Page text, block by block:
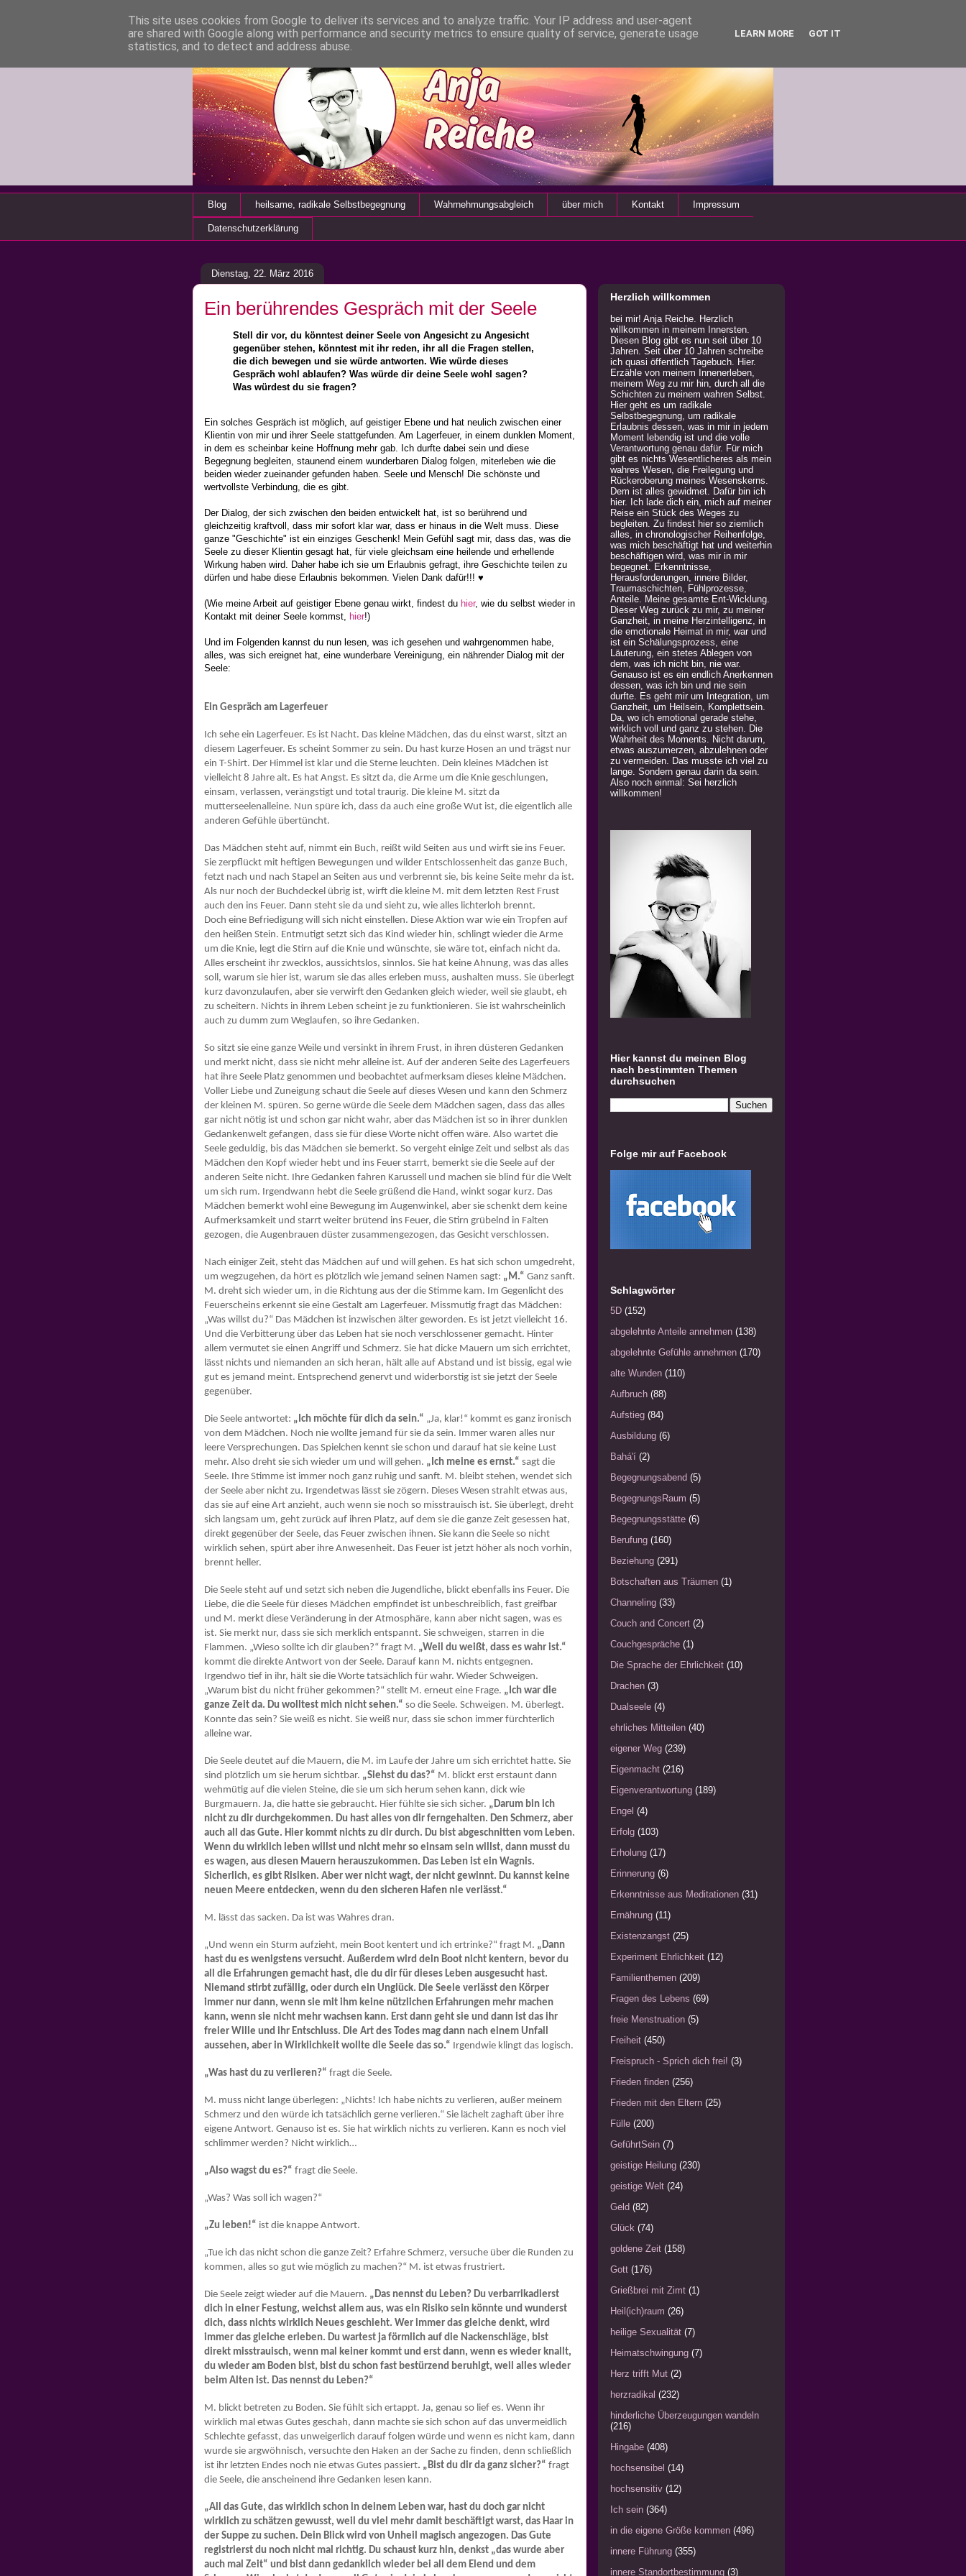
Blog heilsame, radikale Selbstbegegnung Wahrnehmungsabgleich über mich Kontakt Impressum
Datenschutzerklärung
Dienstag, 22. März 2016
Ein berührendes Gespräch mit der Seele
Stell dir vor, du könntest deiner Seele von Angesicht zu Angesicht
gegenüber stehen, könntest mit ihr reden, ihr all die Fragen stellen,
die dich bewegen und sie würde antworten. Wie würde dieses
Gespräch wohl ablaufen? Was würde dir deine Seele wohl sagen?
Was würdest du sie fragen?
Ein solches Gespräch ist möglich, auf geistiger Ebene und hat neulich zwischen einer
Klientin von mir und ihrer Seele stattgefunden. Am Lagerfeuer, in einem dunklen Moment,
in dem es scheinbar keine Hoffnung mehr gab. Ich durfte dabei sein und diese
Begegnung begleiten, staunend einem wunderbaren Dialog folgen, miterleben wie die
beiden wieder zueinander gefunden haben. Seele und Mensch! Die schönste und
wertvollste Verbindung, die es gibt.
Der Dialog, der sich zwischen den beiden entwickelt hat, ist so berührend und
gleichzeitig kraftvoll, dass mir sofort klar war, dass er hinaus in die Welt muss. Diese
ganze "Geschichte" ist ein einziges Geschenk! Mein Gefühl sagt mir, dass das, was die
Seele zu dieser Klientin gesagt hat, für viele gleichsam eine heilende und erhellende
Wirkung haben wird. Daher habe ich sie um Erlaubnis gefragt, ihre Geschichte teilen zu
dürfen und habe diese Erlaubnis bekommen. Vielen Dank dafür!!! ♥
(Wie meine Arbeit auf geistiger Ebene genau wirkt, findest du hier, wie du selbst wieder in
Kontakt mit deiner Seele kommst, hier!)
Und im Folgenden kannst du nun lesen, was ich gesehen und wahrgenommen habe,
alles, was sich ereignet hat, eine wunderbare Vereinigung, ein nährender Dialog mit der
Seele:
Ein Gespräch am Lagerfeuer
Ich sehe ein Lagerfeuer. Es ist Nacht. Das kleine Mädchen, das du einst warst, sitzt an
diesem Lagerfeuer. Es scheint Sommer zu sein. Du hast kurze Hosen an und trägst nur
ein T-Shirt. Der Himmel ist klar und die Sterne leuchten. Dein kleines Mädchen ist
vielleicht 8 Jahre alt. Es hat Angst. Es sitzt da, die Arme um die Knie geschlungen,
einsam, verlassen, verängstigt und total traurig. Die kleine M. sitzt da
mutterseelenalleine. Nun spüre ich, dass da auch eine große Wut ist, die eigentlich alle
anderen Gefühle übertüncht.
Das Mädchen steht auf, nimmt ein Buch, reißt wild Seiten aus und wirft sie ins Feuer.
Sie zerpflückt mit heftigen Bewegungen und wilder Entschlossenheit das ganze Buch,
fetzt nach und nach Stapel an Seiten aus und verbrennt sie, bis keine Seite mehr da ist.
Als nur noch der Buchdeckel übrig ist, wirft die kleine M. mit dem letzten Rest Frust
auch den ins Feuer. Dann steht sie da und sieht zu, wie alles lichterloh brennt.
Doch eine Befriedigung will sich nicht einstellen. Diese Aktion war wie ein Tropfen auf
den heißen Stein. Entmutigt setzt sich das Kind wieder hin, schlingt wieder die Arme
um die Knie, legt die Stirn auf die Knie und wünschte, sie wäre tot, einfach nicht da.
Alles erscheint ihr zwecklos, aussichtslos, sinnlos. Sie hat keine Ahnung, was das alles
soll, warum sie hier ist, warum sie das alles erleben muss, aushalten muss. Sie überlegt
kurz davonzulaufen, aber sie verwirft den Gedanken gleich wieder, weil sie glaubt, eh
zu scheitern. Nichts in ihrem Leben scheint je zu funktionieren. Sie ist wahrscheinlich
auch zu dumm zum Weglaufen, so ihre Gedanken.
So sitzt sie eine ganze Weile und versinkt in ihrem Frust, in ihren düsteren Gedanken
und merkt nicht, dass sie nicht mehr alleine ist. Auf der anderen Seite des Lagerfeuers
hat ihre Seele Platz genommen und beobachtet aufmerksam dieses kleine Mädchen.
Voller Liebe und Zuneigung schaut die Seele auf dieses Wesen und kann den Schmerz
der kleinen M. spüren. So gerne würde die Seele dem Mädchen sagen, dass das alles
gar nicht nötig ist und schon gar nicht wahr, aber das Mädchen ist so in ihrer dunklen
Gedankenwelt gefangen, dass sie für diese Worte nicht offen wäre. Also wartet die
Seele geduldig, bis das Mädchen sie bemerkt. So vergeht einige Zeit und selbst als das
Mädchen den Kopf wieder hebt und ins Feuer starrt, bemerkt sie die Seele auf der
anderen Seite nicht. Ihre Gedanken fahren Karussell und machen sie blind für die Welt
um sich rum. Irgendwann hebt die Seele grüßend die Hand, winkt sogar kurz. Das
Mädchen bemerkt wohl eine Bewegung im Augenwinkel, aber sie schenkt dem keine
Aufmerksamkeit und starrt weiter brütend ins Feuer, die Stirn grübelnd in Falten
gezogen, die Augenbrauen düster zusammengezogen, das Gesicht verschlossen.
Nach einiger Zeit, steht das Mädchen auf und will gehen. Es hat sich schon umgedreht,
um wegzugehen, da hört es plötzlich wie jemand seinen Namen sagt: „M.“ Ganz sanft.
M. dreht sich wieder um, in die Richtung aus der die Stimme kam. Im Gegenlicht des
Feuerscheins erkennt sie eine Gestalt am Lagerfeuer. Missmutig fragt das Mädchen:
„Was willst du?“ Das Mädchen ist inzwischen älter geworden. Es ist jetzt vielleicht 16.
Und die Verbitterung über das Leben hat sie noch verschlossener gemacht. Hinter
allem vermutet sie einen Angriff und Schmerz. Sie hat dicke Mauern um sich errichtet,
lässt nichts und niemanden an sich heran, hält alle auf Abstand und ist bissig, egal wie
gut es jemand meint. Entsprechend genervt und widerborstig ist sie jetzt der Seele
gegenüber.
Die Seele antwortet: „Ich möchte für dich da sein.“ „Ja, klar!“ kommt es ganz ironisch
von dem Mädchen. Noch nie wollte jemand für sie da sein. Immer waren alles nur
leere Versprechungen. Das Spielchen kennt sie schon und darauf hat sie keine Lust
mehr. Also dreht sie sich wieder um und will gehen. „Ich meine es ernst.“ sagt die
Seele. Ihre Stimme ist immer noch ganz ruhig und sanft. M. bleibt stehen, wendet sich
der Seele aber nicht zu. Irgendetwas lässt sie zögern. Dieses Wesen strahlt etwas aus,
das sie auf eine Art anzieht, auch wenn sie noch so misstrauisch ist. Sie überlegt, dreht
sich langsam um, geht zurück auf ihren Platz, auf dem sie die ganze Zeit gesessen hat,
direkt gegenüber der Seele, das Feuer zwischen ihnen. Sie kann die Seele so nicht
wirklich sehen, spürt aber ihre Anwesenheit. Das Feuer ist jetzt höher als noch vorhin,
brennt heller.
Die Seele steht auf und setzt sich neben die Jugendliche, blickt ebenfalls ins Feuer. Die
Liebe, die die Seele für dieses Mädchen empfindet ist unbeschreiblich, fast greifbar
und M. merkt diese Veränderung in der Atmosphäre, kann aber nicht sagen, was es
ist. Sie merkt nur, dass sie sich merklich entspannt. Sie schweigen, starren in die
Flammen. „Wieso sollte ich dir glauben?“ fragt M. „Weil du weißt, dass es wahr ist.“
kommt die direkte Antwort von der Seele. Darauf kann M. nichts entgegnen.
Irgendwo tief in ihr, hält sie die Worte tatsächlich für wahr. Wieder Schweigen.
„Warum bist du nicht früher gekommen?“ stellt M. erneut eine Frage. „Ich war die
ganze Zeit da. Du wolltest mich nicht sehen.“ so die Seele. Schweigen. M. überlegt.
Konnte das sein? Sie weiß es nicht. Sie weiß nur, dass sie schon immer fürchterlich
alleine war.
Die Seele deutet auf die Mauern, die M. im Laufe der Jahre um sich errichtet hatte. Sie
sind plötzlich um sie herum sichtbar. „Siehst du das?“ M. blickt erst erstaunt dann
wehmütig auf die vielen Steine, die sie um sich herum sehen kann, dick wie
Burgmauern. Ja, die hatte sie gebraucht. Hier fühlte sie sich sicher. „Darum bin ich
nicht zu dir durchgekommen. Du hast alles von dir ferngehalten. Den Schmerz, aber
auch all das Gute. Hier kommt nichts zu dir durch. Du bist abgeschnitten vom Leben.
Wenn du wirklich leben willst und nicht mehr so einsam sein willst, dann musst du
es wagen, aus diesen Mauern herauszukommen. Das Leben ist ein Wagnis.
Sicherlich, es gibt Risiken. Aber wer nicht wagt, der nicht gewinnt. Du kannst keine
neuen Meere entdecken, wenn du den sicheren Hafen nie verlässt.“
M. lässt das sacken. Da ist was Wahres dran.
„Und wenn ein Sturm aufzieht, mein Boot kentert und ich ertrinke?“ fragt M. „Dann
hast du es wenigstens versucht. Außerdem wird dein Boot nicht kentern, bevor du
all die Erfahrungen gemacht hast, die du dir für dieses Leben ausgesucht hast.
Niemand stirbt zufällig, oder durch ein Unglück. Die Seele verlässt den Körper
immer nur dann, wenn sie mit ihm keine nützlichen Erfahrungen mehr machen
kann, wenn sie nicht mehr wachsen kann. Erst dann geht sie und dann ist das ihr
freier Wille und ihr Entschluss. Die Art des Todes mag dann nach einem Unfall
aussehen, aber in Wirklichkeit wollte die Seele das so.“ Irgendwie klingt das logisch.
„Was hast du zu verlieren?“ fragt die Seele.
M. muss nicht lange überlegen: „Nichts! Ich habe nichts zu verlieren, außer meinem
Schmerz und den würde ich tatsächlich gerne verlieren.“ Sie lächelt zaghaft über ihre
eigene Antwort. Genauso ist es. Sie hat wirklich nichts zu verlieren. Kann es noch viel
schlimmer werden? Nicht wirklich…
„Also wagst du es?“ fragt die Seele.
„Was? Was soll ich wagen?“
„Zu leben!“ ist die knappe Antwort.
„Tue ich das nicht schon die ganze Zeit? Erfahre Schmerz, versuche über die Runden zu
kommen, alles so gut wie möglich zu machen?“ M. ist etwas frustriert.
Die Seele zeigt wieder auf die Mauern. „Das nennst du Leben? Du verbarrikadierst
dich in einer Festung, weichst allem aus, was ein Risiko sein könnte und wunderst
dich, dass nichts wirklich Neues geschieht. Wer immer das gleiche denkt, wird
immer das gleiche erleben. Du wartest ja förmlich auf die Nackenschläge, bist
direkt misstrauisch, wenn mal keiner kommt und erst dann, wenn es wieder knallt,
du wieder am Boden bist, bist du schon fast bestürzend beruhigt, weil alles wieder
beim Alten ist. Das nennst du Leben?“
M. blickt betreten zu Boden. Sie fühlt sich ertappt. Ja, genau so lief es. Wenn ihr
wirklich mal etwas Gutes geschah, dann machte sie sich schon auf das unvermeidlich
Schlechte gefasst, das unweigerlich darauf folgen würde und wenn es nicht kam, dann
wurde sie argwöhnisch, versuchte den Haken an der Sache zu finden, denn schließlich
ist ihr letzten Endes noch nie etwas Gutes passiert. „Bist du dir da ganz sicher?“ fragt
die Seele, die anscheinend ihre Gedanken lesen kann.
„All das Gute, das wirklich schon in deinem Leben war, hast du doch gar nicht
wirklich zu schätzen gewusst, weil du viel mehr damit beschäftigt warst, das Haar in
der Suppe zu suchen. Dein Blick wird von Unheil magisch angezogen. Das Gute
registrierst du noch nicht mal richtig. Du schaust kurz hin, denkst „das wurde aber
auch mal Zeit“ und bist dann gedanklich wieder bei all dem Elend und dem
Herzlich willkommen
bei mir! Anja Reiche. Herzlich
willkommen in meinem Innersten.
Diesen Blog gibt es nun seit über 10
Jahren. Seit über 10 Jahren schreibe
ich quasi öffentlich Tagebuch. Hier.
Erzähle von meinem Innenerleben,
meinem Weg zu mir hin, durch all die
Schichten zu meinem wahren Selbst.
Hier geht es um radikale
Selbstbegegnung, um radikale
Erlaubnis dessen, was in mir in jedem
Moment lebendig ist und die volle
Verantwortung genau dafür. Für mich
gibt es nichts Wesentlicheres als mein
wahres Wesen, die Freilegung und
Rückeroberung meines Wesenskerns.
Dem ist alles gewidmet. Dafür bin ich
hier. Ich lade dich ein, mich auf meiner
Reise ein Stück des Weges zu
begleiten. Zu findest hier so ziemlich
alles, in chronologischer Reihenfolge,
was mich beschäftigt hat und weiterhin
beschäftigen wird, was mir in mir
begegnet. Erkenntnisse,
Herausforderungen, innere Bilder,
Traumaschichten, Fühlprozesse,
Anteile. Meine gesamte Ent-Wicklung.
Dieser Weg zurück zu mir, zu meiner
Ganzheit, in meine Herzintelligenz, in
die emotionale Heimat in mir, war und
ist ein Schälungsprozess, eine
Läuterung, ein stetes Ablegen von
dem, was ich nicht bin, nie war.
Genauso ist es ein endlich Anerkennen
dessen, was ich bin und nie sein
durfte. Es geht mir um Integration, um
Ganzheit, um Heilsein, Komplettsein.
Da, wo ich emotional gerade stehe,
wirklich voll und ganz zu stehen. Die
Wahrheit des Moments. Nicht darum,
etwas auszumerzen, abzulehnen oder
zu vermeiden. Das musste ich viel zu
lange. Sondern genau darin da sein.
Also noch einmal: Sei herzlich
willkommen!
Hier kannst du meinen Blog
nach bestimmten Themen
durchsuchen
Folge mir auf Facebook
Schlagwörter
5D (152)
abgelehnte Anteile annehmen (138)
abgelehnte Gefühle annehmen (170)
alte Wunden (110)
Aufbruch (88)
Aufstieg (84)
Ausbildung (6)
Bahá'í (2)
Begegnungsabend (5)
BegegnungsRaum (5)
Begegnungsstätte (6)
Berufung (160)
Beziehung (291)
Botschaften aus Träumen (1)
Channeling (33)
Couch and Concert (2)
Couchgespräche (1)
Die Sprache der Ehrlichkeit (10)
Drachen (3)
Dualseele (4)
ehrliches Mitteilen (40)
eigener Weg (239)
Eigenmacht (216)
Eigenverantwortung (189)
Engel (4)
Erfolg (103)
Erholung (17)
Erinnerung (6)
Erkenntnisse aus Meditationen (31)
Ernährung (11)
Existenzangst (25)
Experiment Ehrlichkeit (12)
Familienthemen (209)
Fragen des Lebens (69)
freie Menstruation (5)
Freiheit (450)
Freispruch - Sprich dich frei! (3)
Frieden finden (256)
Frieden mit den Eltern (25)
Fülle (200)
GeführtSein (7)
geistige Heilung (230)
geistige Welt (24)
Geld (82)
Glück (74)
goldene Zeit (158)
Gott (176)
Grießbrei mit Zimt (1)
Heil(ich)raum (26)
heilige Sexualität (7)
Heimatschwingung (7)
Herz trifft Mut (2)
herzradikal (232)
hinderliche Überzeugungen wandeln
(216)
Hingabe (408)
hochsensibel (14)
hochsensitiv (12)
Ich sein (364)
in die eigene Größe kommen (496)
innere Führung (355)
innere Standortbestimmung (3)
This site uses cookies from Google to deliver its services and to analyze traffic. Your IP address and user-agent
are shared with Google along with performance and security metrics to ensure quality of service, generate usage
statistics, and to detect and address abuse.
LEARN MORE GOT IT